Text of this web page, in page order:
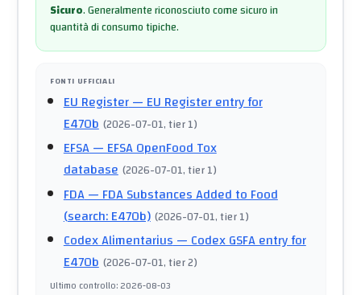
Sicuro.Generalmente riconosciuto come sicuro in
quantità di consumo tipiche.
FONTI UFFICIALI
EU Register— EU Register entry for
E470b (2026-07-01, tier 1)
EFSA— EFSA OpenFood Tox
database (2026-07-01, tier 1)
FDA— FDA Substances Added to Food
(search: E470b) (2026-07-01, tier 1)
Codex Alimentarius— Codex GSFA entry for
E470b (2026-07-01, tier 2)
Ultimo controllo:2026-08-03